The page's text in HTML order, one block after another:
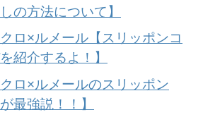
の方法について】
ロ×ルメール【スリッポンコ
紹介するよ！】
ロ×ルメールのスリッポン
が最強説！！】